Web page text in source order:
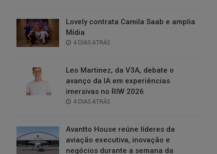
Lovely contrata Camila Saab e amplia
Mídia
POSTED
4 DIAS ATRÁS
Leo Martinez, da V3A, debate o
avanço da IA em experiências
imersivas no RIW 2026
POSTED
4 DIAS ATRÁS
Avantto House reúne líderes da
aviação executiva, inovação e
negócios durante a semana da